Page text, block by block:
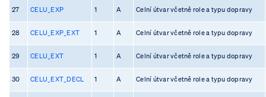
27 CELU_EXP 1 A Celní útvar včetně role a typu dopravy
28 CELU_EXP_EXT 1 A Celní útvar včetně role a typu dopravy
29 CELU_EXT 1 A Celní útvar včetně role a typu dopravy
30 CELU_EXT_DECL 1 A Celní útvar včetně role a typu dopravy